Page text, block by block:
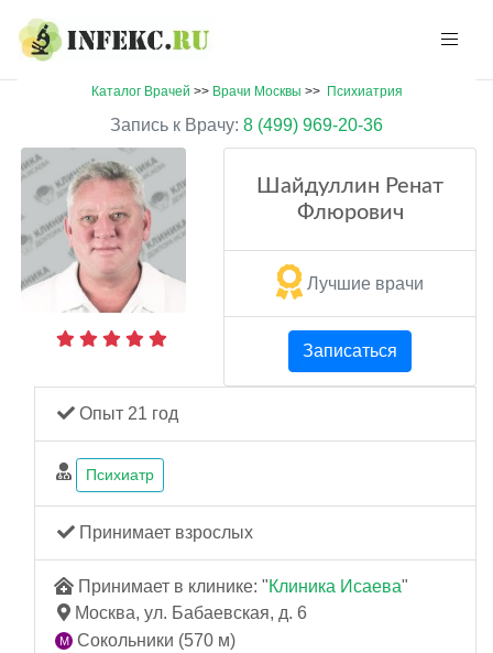
Каталог Врачей >> Врачи Москвы >> Психиатрия
Запись к Врачу: 8 (499) 969-20-36
Шайдуллин Ренат
Флюрович
Лучшие врачи
Записаться
Опыт 21 год
Психиатр
Принимает взрослых
Принимает в клинике: "Клиника Исаева"
Москва, ул. Бабаевская, д. 6
Сокольники (570 м)